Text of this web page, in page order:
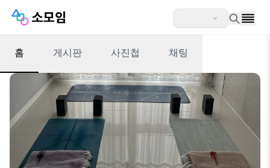
홈 게시판 사진첩 채팅